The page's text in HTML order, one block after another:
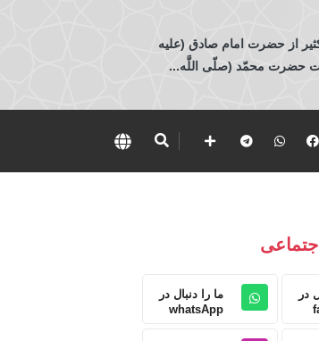
از حضرت امام صادق (عليه
حضرت محمّد (صلّى اللَّه...
در
ما را دنبال در
whatsApp